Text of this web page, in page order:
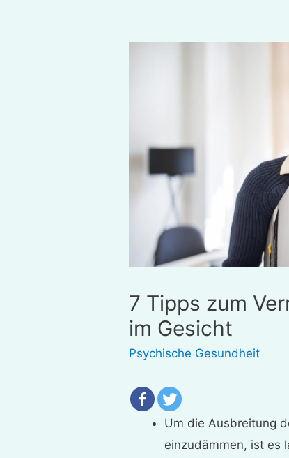
7 Tipps zum
im Gesicht
Psychische Gesundheit
Um die Ausbreitung
einzudämmen, ist es